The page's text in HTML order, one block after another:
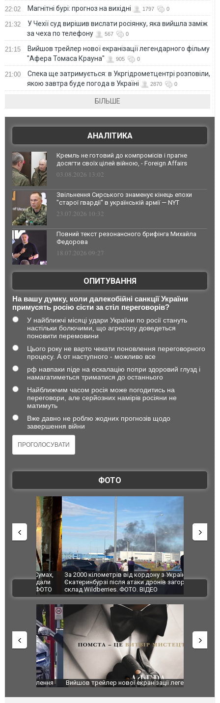
22:02 Магнітні бурі: прогноз на вихідні 1797 0
21:32
У Чехії суд вирішив вислати росіянку, яка вийшла заміж
за чеха по телефону
567 0
21:15
Вийшов трейлер нової екранізації легендарного фільму
"Афера Томаса Крауна"
905 0
21:00
Спека ще затримується: в Укргідрометцентрі розповіли,
якою завтра буде погода в Україні
2870 0
БІЛЬШЕ
АНАЛІТИКА
Кремль не готовий до компромісів і прагне
досягти своїх цілей війною, - Foreign Affairs
03.08.2026 13:02
Звільнення Сирського знаменує кінець епохи
"старої гвардії" в українській армії — NYT
23.07.2026 10:32
Повний текст резонансного брифінга Михайла
Федорова
18.07.2026 09:27
ОПИТУВАННЯ
На вашу думку, коли далекобійні санкції України
примусять росію сісти за стіл переговорів?
У найближчі місяці удари України по росії стануть
настільки болючими, що агресору доведеться
поновити перемовини
Цього року не варто чекати поновлення переговорного
процесу. А от наступного - можливо все
рф навпаки піде на ескалацію попри здоровий глузд і
намагатиметься триматися до останнього
Найближчим часом росія може погодитись на
переговори, але серйозних намірів росіяни не
матимуть
Вже давно не роблю жодних прогнозів щодо
завершення війни
ФОТО
За 2000 кілометрів від кордону з Україною: в
Єкатеринбурзі після атаки дронів загорівся
склад Wildberries. ФОТО. ВІДЕО
"Мої
ВІДЕО
Вийшов трейлер нової екранізації легендарного